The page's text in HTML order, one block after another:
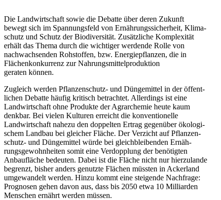
Die Landwirt­schaft sowie die Debatte über deren Zukunft
bewegt sich im Spannungsfeld von Ernäh­rungs­si­cherheit, Klima­
schutz und Schutz der Biodi­ver­sität. Zusätz­liche Komple­xität
erhält das Thema durch die wichtiger werdende Rolle von
nachwach­senden Rohstoffen, bzw. Energie­pflanzen, die in
Flächen­kon­kurrenz zur Nahrungs­mit­tel­pro­duktion
geraten können.
Zugleich werden Pflan­zen­schutz- und Dünge­mittel in der öffent­
lichen Debatte häufig kritisch betrachtet. Aller­dings ist eine
Landwirt­schaft ohne Produkte der Agrar­chemie heute kaum
denkbar. Bei vielen Kulturen erreicht die konven­tio­nelle
Landwirt­schaft nahezu den doppelten Ertrag gegenüber ökolo­gi­
schem Landbau bei gleicher Fläche. Der Verzicht auf Pflan­zen­
schutz- und Dünge­mittel würde bei gleich­blei­benden Ernäh­
rungs­ge­wohn­heiten somit eine Verdopplung der benötigten
Anbau­fläche bedeuten. Dabei ist die Fläche nicht nur hierzu­lande
begrenzt, bisher anders genutzte Flächen müssten in Ackerland
umgewandelt werden. Hinzu kommt eine steigende Nachfrage:
Prognosen gehen davon aus, dass bis 2050 etwa 10 Milli­arden
Menschen ernährt werden müssen.